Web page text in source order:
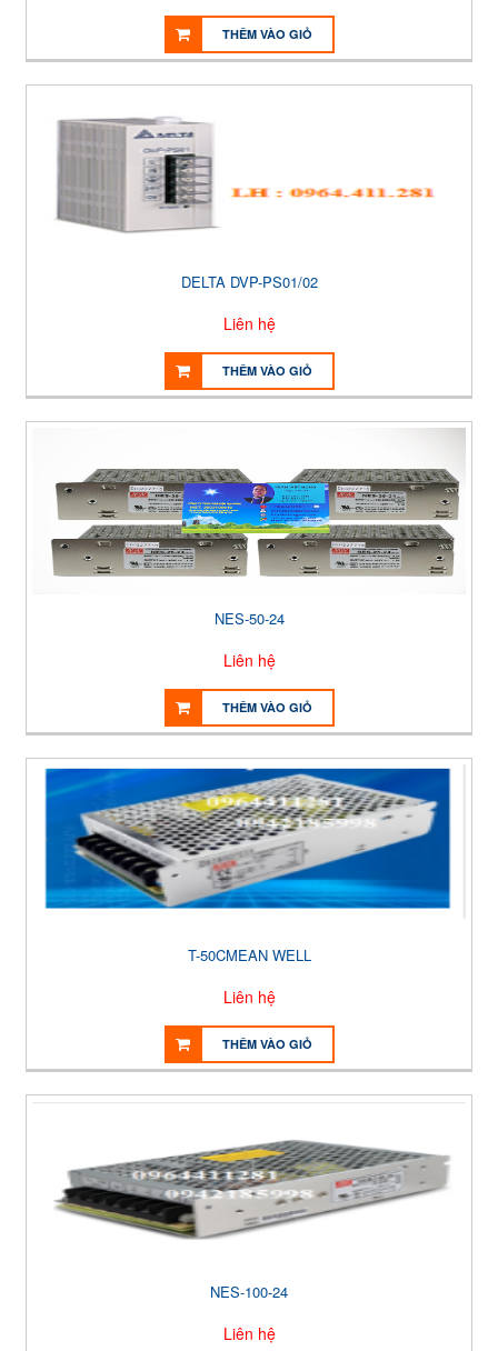
THÊM VÀO GIỎ
DELTA DVP-PS01/02
Liên hệ
THÊM VÀO GIỎ
NES-50-24
Liên hệ
THÊM VÀO GIỎ
T-50CMEAN WELL
Liên hệ
THÊM VÀO GIỎ
NES-100-24
Liên hệ